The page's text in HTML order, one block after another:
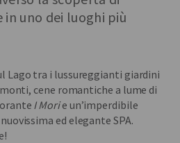
uno dei luoghi più
Lago tra i lussureggianti giardini
cene romantiche a lume di
I Morie un’imperdibile
ed elegante SPA.